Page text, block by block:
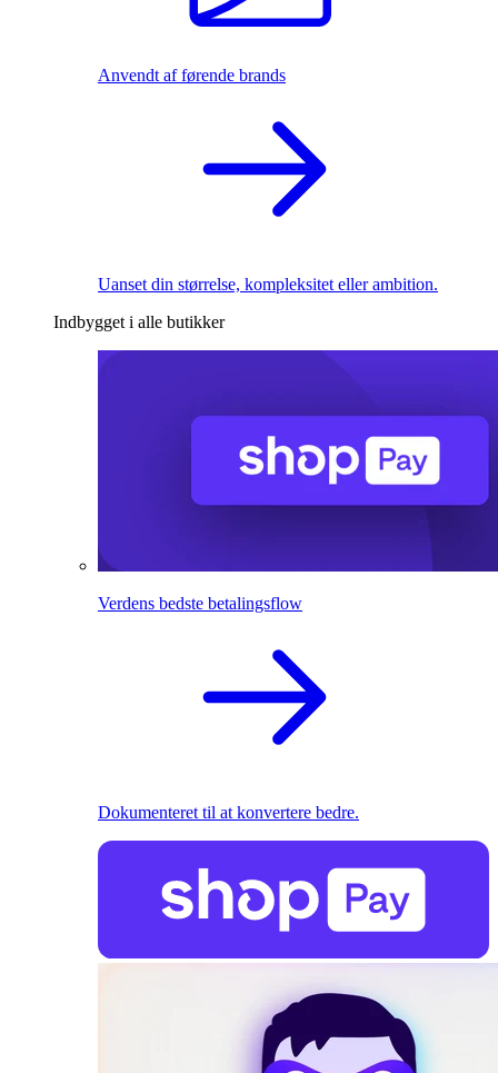
Anvendt af førende brands
Uanset din størrelse, kompleksitet eller ambition.
Indbygget i alle butikker
Verdens bedste betalingsflow
Dokumenteret til at konvertere bedre.